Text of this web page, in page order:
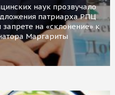
наук прозвучало
патриарха РПЦ
на «склонение» к
Маргариты